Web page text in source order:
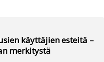
käyttäjien esteitä –
merkitystä